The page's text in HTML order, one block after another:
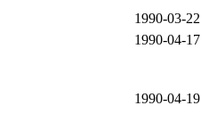
1990-03-22
1990-04-17
1990-04-19